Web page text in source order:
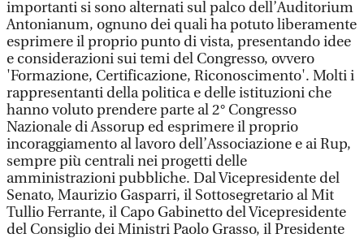
importanti si sono alternati sul palco dell’Auditorium
Antonianum, ognuno dei quali ha potuto liberamente
esprimere il proprio punto di vista, presentando idee
e considerazioni sui temi del Congresso, ovvero
'Formazione, Certificazione, Riconoscimento'. Molti i
rappresentanti della politica e delle istituzioni che
hanno voluto prendere parte al 2° Congresso
Nazionale di Assorup ed esprimere il proprio
incoraggiamento al lavoro dell’Associazione e ai Rup,
sempre più centrali nei progetti delle
amministrazioni pubbliche. Dal Vicepresidente del
Senato, Maurizio Gasparri, il Sottosegretario al Mit
Tullio Ferrante, il Capo Gabinetto del Vicepresidente
del Consiglio dei Ministri Paolo Grasso, il Presidente